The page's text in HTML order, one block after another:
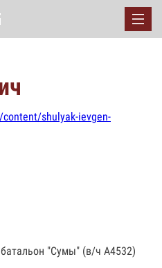
shulyak-ievgen-
"Сумы" (в/ч А4532)